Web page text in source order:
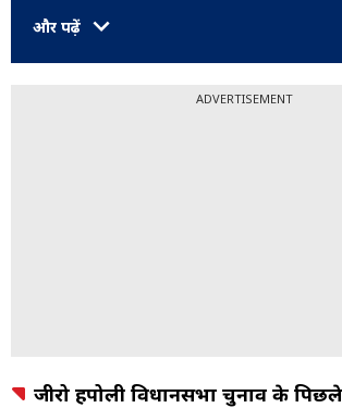
और पढ़ें
ADVERTISEMENT
जीरो हपोली विधानसभा चुनाव के